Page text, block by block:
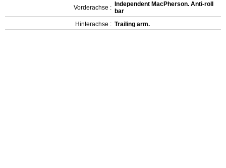
Vorderachse : Independent MacPherson. Anti-roll
bar
Hinterachse : Trailing arm.